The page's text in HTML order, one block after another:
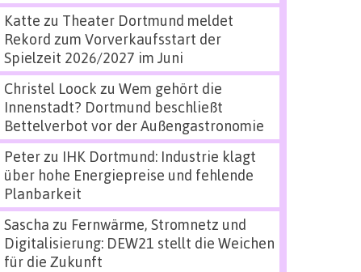
Katte zu Theater Dortmund meldet
Rekord zum Vorverkaufsstart der
Spielzeit 2026/2027 im Juni
Christel Loock zu Wem gehört die
Innenstadt? Dortmund beschließt
Bettelverbot vor der Außengastronomie
Peterzu IHK Dortmund: Industrie klagt
über hohe Energiepreise und fehlende
Planbarkeit
Sascha zu Fernwärme, Stromnetz und
Digitalisierung: DEW21 stellt die Weichen
für die Zukunft